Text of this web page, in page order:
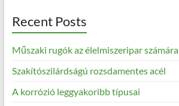
Recent Posts
Műszaki rugók az élelmiszeripar számára
Szakítószilárdságú rozsdamentes acél
A korrózió leggyakoribb típusai